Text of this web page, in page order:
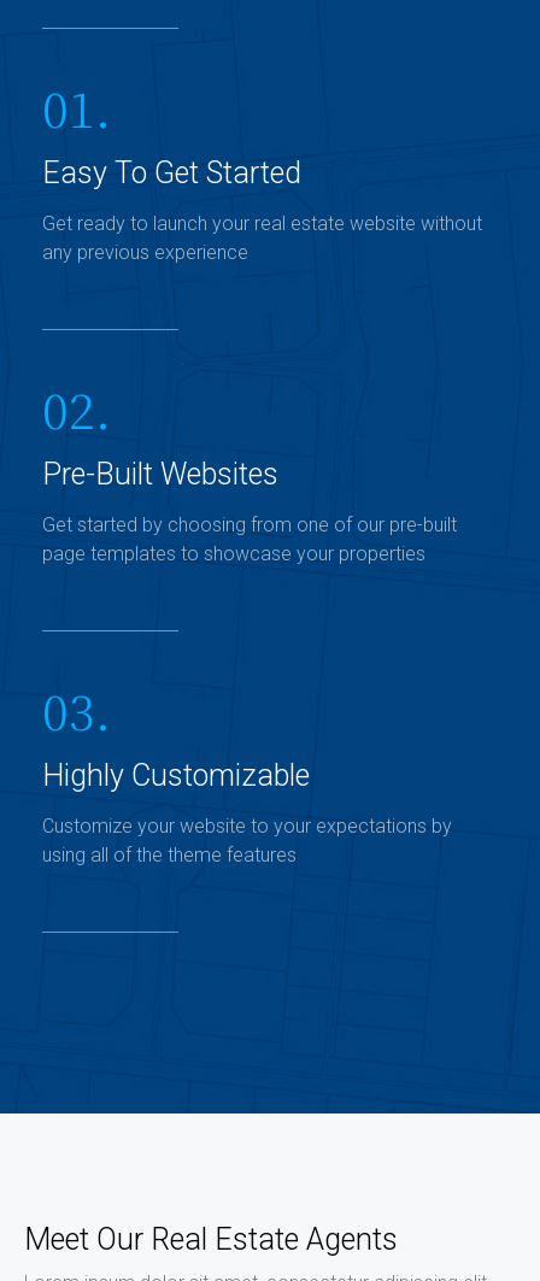
01.
Easy To Get Started
Get ready to launch your real estate website without
any previous experience
02.
Pre-Built Websites
Get started by choosing from one of our pre-built
page templates to showcase your properties
03.
Highly Customizable
Customize your website to your expectations by
using all of the theme features
Meet Our Real Estate Agents